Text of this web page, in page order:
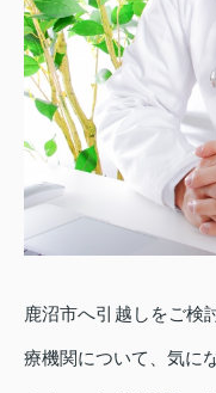
鹿沼市へ引越しをご検
療機関について、気に